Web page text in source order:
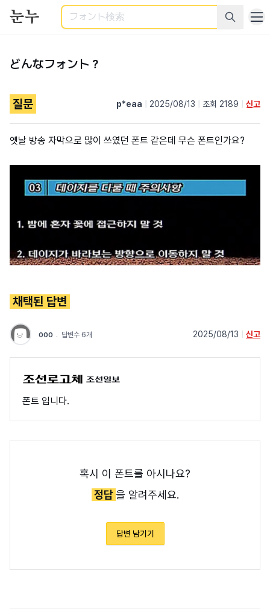
検索
どんなフォント？
질문 p*eaa 2025/08/13 조회 2189 신고
옛날 방송 자막으로 많이 쓰였던 폰트 같은데 무슨 폰트인가요?
채택된 답변
ooo ﹒ 답변수 6개 2025/08/13 신고
조선일보
폰트 입니다.
혹시 이 폰트를 아시나요?
정답을 알려주세요.
답변 남기기